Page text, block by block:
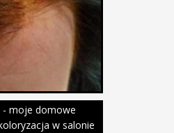
- moje domowe
w salonie